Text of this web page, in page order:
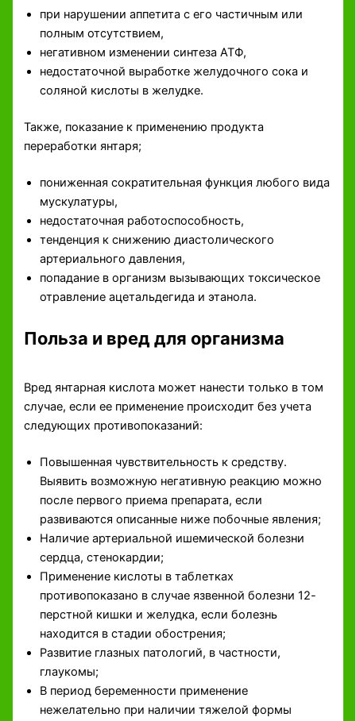
при нарушении аппетита с его частичным или
полным отсутствием,
негативном изменении синтеза АТФ,
недостаточной выработке желудочного сока и
соляной кислоты в желудке.
Также, показание к применению продукта
переработки янтаря;
пониженная сократительная функция любого вида
мускулатуры,
недостаточная работоспособность,
тенденция к снижению диастолического
артериального давления,
попадание в организм вызывающих токсическое
отравление ацетальдегида и этанола.
Польза и вред для организма
Вред янтарная кислота может нанести только в том
случае, если ее применение происходит без учета
следующих противопоказаний:
Повышенная чувствительность к средству.
Выявить возможную негативную реакцию можно
после первого приема препарата, если
развиваются описанные ниже побочные явления;
Наличие артериальной ишемической болезни
сердца, стенокардии;
Применение кислоты в таблетках
противопоказано в случае язвенной болезни 12-
перстной кишки и желудка, если болезнь
находится в стадии обострения;
Развитие глазных патологий, в частности,
глаукомы;
В период беременности применение
нежелательно при наличии тяжелой формы